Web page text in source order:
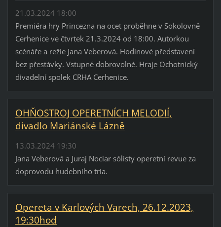
21.03.2024 18:00
Premiéra hry Princezna na ocet proběhne v Sokolovně
Cerhenice ve čtvrtek 21.3.2024 od 18:00. Autorkou
scénáře a režie Jana Veberová. Hodinové představení
bez přestávky. Vstupné dobrovolné. Hraje Ochotnický
divadelní spolek CRHA Cerhenice.
OHŇOSTROJ OPERETNÍCH MELODIÍ,
divadlo Mariánské Lázně
13.03.2024 19:30
Jana Veberová a Juraj Nociar sólisty operetní revue za
doprovodu hudebního tria.
Opereta v Karlových Varech, 26.12.2023,
19:30hod